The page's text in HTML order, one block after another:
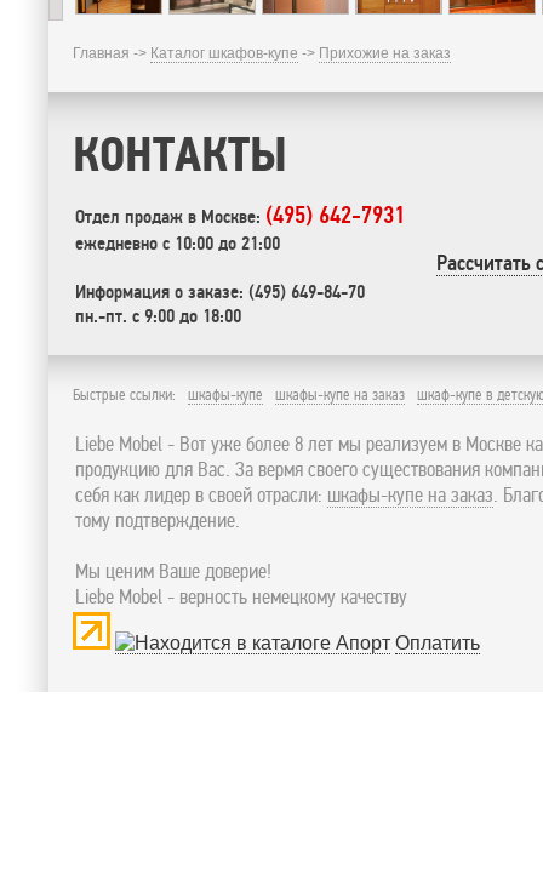
Главная -> Каталог шкафов-купе -> Прихожие на заказ
КОНТАКТЫ
Отдел продаж в Москве: (495) 642-7931
ежедневно с 10:00 до 21:00
Информация о заказе: (495) 649-84-70
пн.-пт. с 9:00 до 18:00
Быстрые ссылки: шкафы-купе шкафы-купе на заказ шкаф-купе в
Liebe Mobel - Вот уже более 8 лет мы реализуем в Москве
продукцию для Вас. За вермя своего существования
себя как лидер в своей отрасли: шкафы-купе на заказ.
тому подтверждение.
Мы ценим Ваше доверие!
Liebe Mobel - верность немецкому качеству
Оплатить